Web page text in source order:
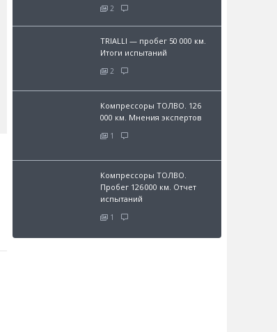
2
TRIALLI — пробег 50 000 км.
Итоги испытаний
2
Компрессоры ТОЛВО. 126
000 км. Мнения экспертов
1
Компрессоры ТОЛВО.
Пробег 126 000 км. Отчет
испытаний
1